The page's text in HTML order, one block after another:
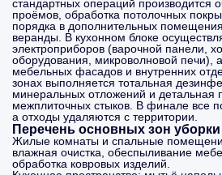
стандартных операций производится
проёмов, обработка потолочных
порядка в дополнительных
веранды. В кухонном блоке
электроприборов (варочной панели,
оборудования, микроволновой печи),
мебельных фасадов и внутренних
зонах выполняется тотальная
минеральных отложений и детальная
межплиточных стыков. В финале все
а отходы удаляются с территории.
Перечень основных зон уборки
Жилые комнаты и спальные
влажная очистка, обеспыливание
обработка ковровых изделий.